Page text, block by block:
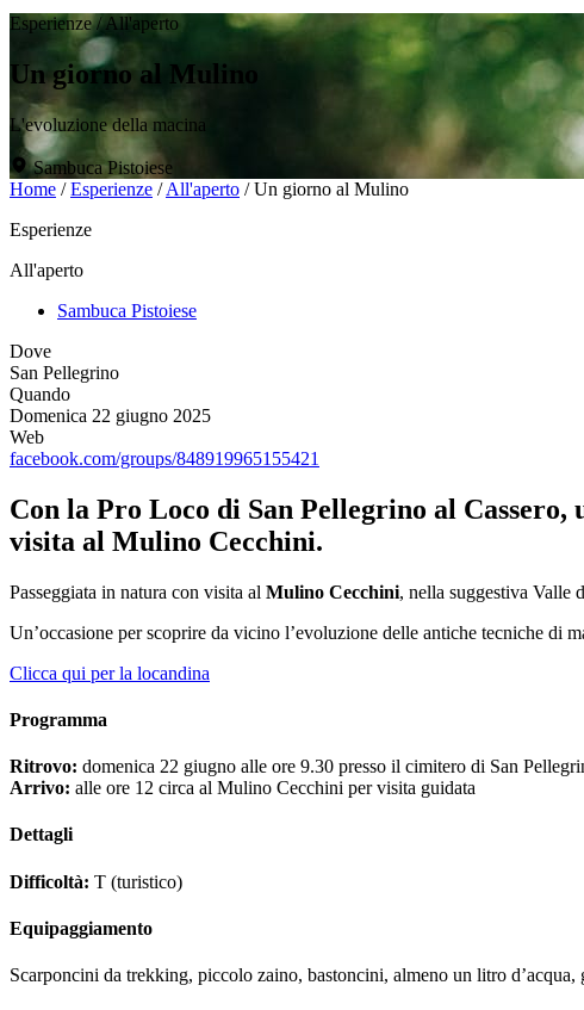
Esperienze / All'aperto
Un giorno al Mulino
L'evoluzione della macina
Sambuca Pistoiese
Home /Esperienze /All'aperto /Un giorno al Mulino
Esperienze
All'aperto
Sambuca Pistoiese
Dove
San Pellegrino
Quando
Domenica 22 giugno 2025
Web
facebook.com/groups/848919965155421
Con la Pro Loco di San Pellegrino al Cassero,
visita al Mulino Cecchini.
Passeggiata in natura con visita al Mulino Cecchini, nella suggestiva Valle
Un’occasione per scoprire da vicino l’evoluzione delle antiche tecniche di
Clicca qui per la locandina
Programma
Ritrovo: domenica 22 giugno alle ore 9.30 presso il cimitero di San
Arrivo: alle ore 12 circa al Mulino Cecchini per visita guidata
Dettagli
Difficoltà: T (turistico)
Equipaggiamento
Scarponcini da trekking, piccolo zaino, bastoncini, almeno un litro